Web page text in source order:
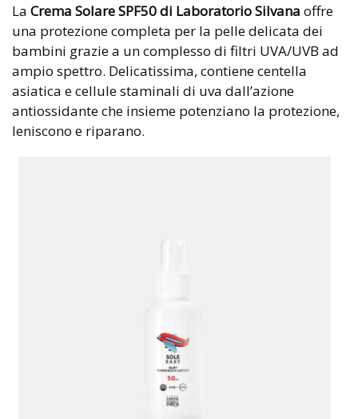
La Crema Solare SPF50 di Laboratorio Silvana offre
una protezione completa per la pelle delicata dei
bambini grazie a un complesso di filtri UVA/UVB ad
ampio spettro. Delicatissima, contiene centella
asiatica e cellule staminali di uva dall’azione
antiossidante che insieme potenziano la protezione,
leniscono e riparano.